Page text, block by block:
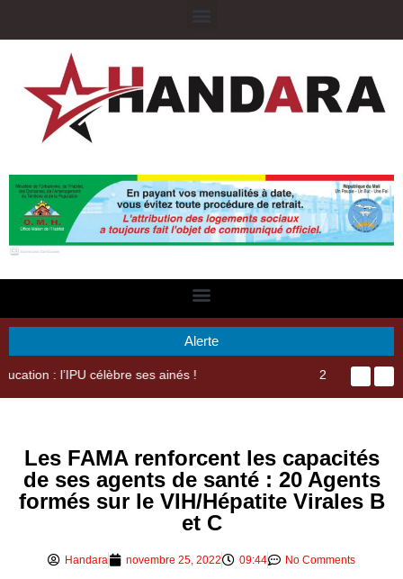
Alerte
29ème Assemblée Générale Ordinaire de l’Union Nyèsigiso : L’encours total des dépôts des membres passé de 18 milliards en 2024 à 21 milliards en 2025
Les FAMA renforcent les capacités
de ses agents de santé : 20 Agents
formés sur le VIH/Hépatite Virales B
et C
Handara novembre 25, 2022 09:44 No Comments